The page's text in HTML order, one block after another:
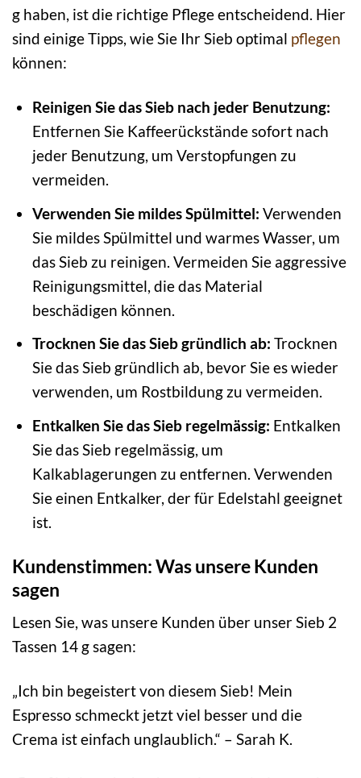
g haben, ist die richtige Pflege entscheidend. Hier
sind einige Tipps, wie Sie Ihr Sieb optimal pflegen
können:
Reinigen Sie das Sieb nach jeder Benutzung:
Entfernen Sie Kaffeerückstände sofort nach
jeder Benutzung, um Verstopfungen zu
vermeiden.
Verwenden Sie mildes Spülmittel: Verwenden
Sie mildes Spülmittel und warmes Wasser, um
das Sieb zu reinigen. Vermeiden Sie aggressive
Reinigungsmittel, die das Material
beschädigen können.
Trocknen Sie das Sieb gründlich ab: Trocknen
Sie das Sieb gründlich ab, bevor Sie es wieder
verwenden, um Rostbildung zu vermeiden.
Entkalken Sie das Sieb regelmässig: Entkalken
Sie das Sieb regelmässig, um
Kalkablagerungen zu entfernen. Verwenden
Sie einen Entkalker, der für Edelstahl geeignet
ist.
Kundenstimmen: Was unsere Kunden
sagen
Lesen Sie, was unsere Kunden über unser Sieb 2
Tassen 14 g sagen:
„Ich bin begeistert von diesem Sieb! Mein
Espresso schmeckt jetzt viel besser und die
Crema ist einfach unglaublich.“ – Sarah K.